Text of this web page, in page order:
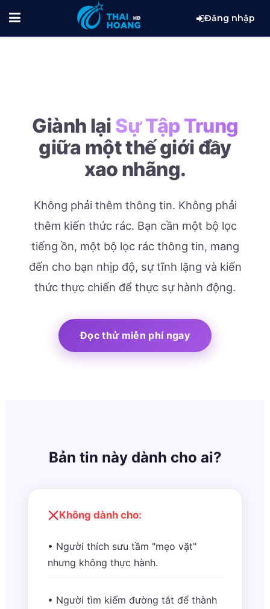
Đăng nhập
Giành lại Sự Tập Trung
giữa một thế giới đầy
xao nhãng.
Không phải thêm thông tin. Không phải
thêm kiến thức rác. Bạn cần một bộ lọc
tiếng ồn, một bộ lọc rác thông tin, mang
đến cho bạn nhịp độ, sự tĩnh lặng và kiến
thức thực chiến để thực sự hành động.
Đọc thử miễn phí ngay
Bản tin này dành cho ai?
Không dành cho:
• Người thích sưu tầm "mẹo vặt"
nhưng không thực hành.
• Người tìm kiếm đường tắt để thành